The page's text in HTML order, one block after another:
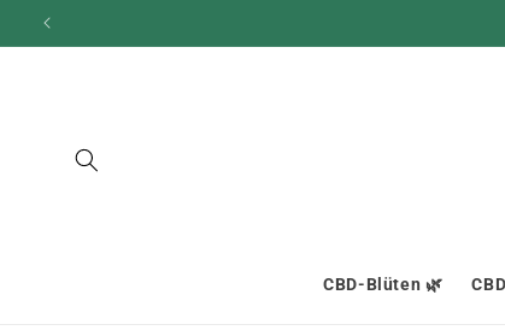
und zum
CBD-Blüten 🌿